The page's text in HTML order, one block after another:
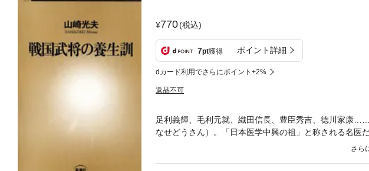
770(税込)
7pt獲得 ポイント詳細
dカード利用でさらにポイント+2%
返品不可
足利義輝、毛利元就、織田信長、豊臣秀吉、徳川家康
なせどうさん）。「日本医学中興の祖」と称される名医
けた生活と、正しい男女の交合だ。健康法をわかりやす